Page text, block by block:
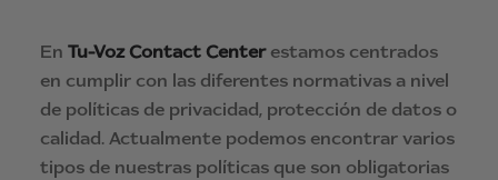
En Tu-Voz Contact Centerestamos centrados
en cumplir con las diferentes normativas a nivel
de políticas de privacidad, protección de datos o
calidad. Actualmente podemos encontrar varios
tipos de nuestras políticas que son obligatorias